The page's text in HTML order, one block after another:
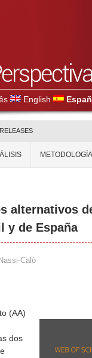
English
METODOLOGÍA
alternativos
y de España
Calò
(AA)
dos